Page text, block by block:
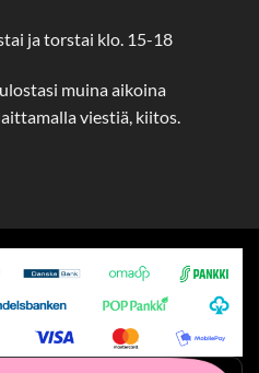
ja torstai klo. 15-18
muina aikoina
viestiä, kiitos.